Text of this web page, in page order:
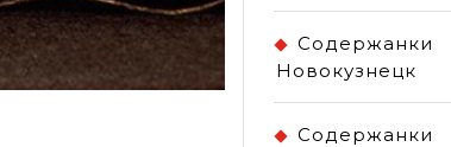
Содержанки
Новокузнецк
Содержанки